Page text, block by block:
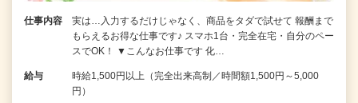
仕事内容
実は…入力するだけじゃなく、商品をタダで試せて 報酬まで
もらえるお得な仕事です♪ スマホ1台・完全在宅・自分のペー
スでOK！ ▼こんなお仕事です 化…
給与
時給1,500円以上（完全出来高制／時間額1,500円～5,000
円）